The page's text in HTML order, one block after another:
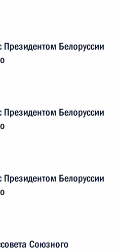
Белоруссии
Белоруссии
Белоруссии
Союзного